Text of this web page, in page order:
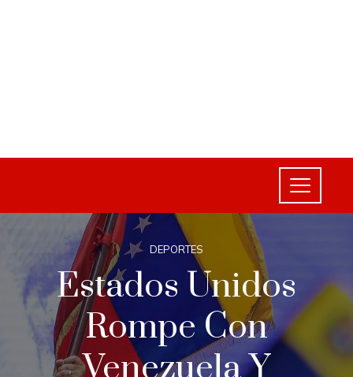
DEPORTES
Estados Unidos
Rompe Con
Venezuela Y